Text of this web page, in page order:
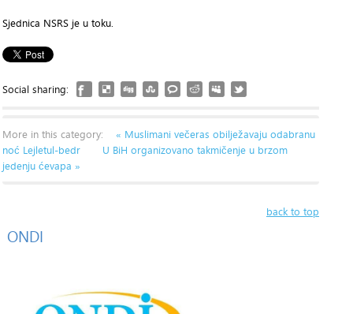
Sjednica NSRS je u toku.
Social sharing:
More in this category:
« Muslimani večeras obilježavaju odabranu
noć Lejletul-bedr
U BiH organizovano takmičenje u brzom
jedenju ćevapa »
back to top
ONDI